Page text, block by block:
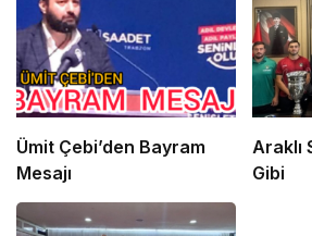
Ümit Çebi’den Bayram
Mesajı
Araklı Spor’da Fabrika
Gibi